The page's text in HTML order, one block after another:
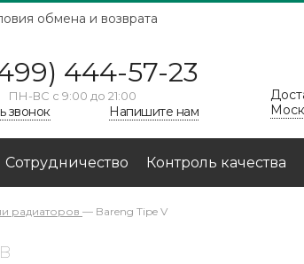
обмена и возврата
444-57-23
ПН-ВС с 9:00 до 21:00
звонок Напишите нам
Сотрудничество Контроль качества
радиаторов — Bareng Tipe V